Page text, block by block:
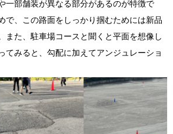
一部舗装が異なる部分があるのが特徴で
で、この路面をしっかり掴むためには新品
また、駐車場コースと聞くと平面を想像し
てみると、勾配に加えてアンジュレーショ